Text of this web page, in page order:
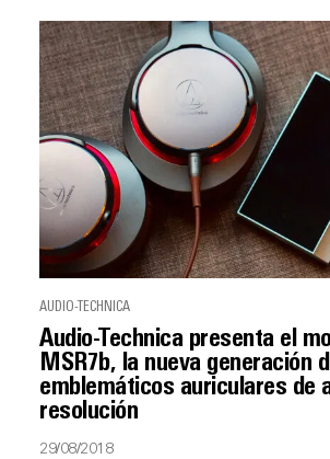
AUDIO-TECHNICA
Audio-Technica presenta el
MSR7b, la nueva generación
emblemáticos auriculares de
resolución
29/08/2018